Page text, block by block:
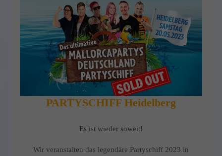
PARTYSCHIFF Heidelberg
Es ist wieder soweit!
Wir veranstalten das legendäre Partyschiff 2023 in